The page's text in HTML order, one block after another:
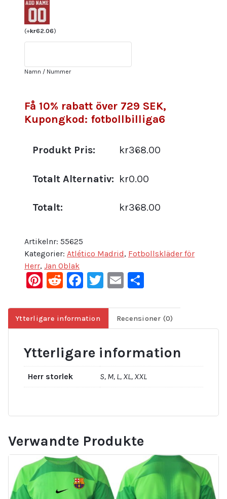
Madrid
Målvakt
Jan
Oblak
Replika
2021/22
Herr
Kortärmad
(+kr62.06)
Namn / Nummer
Få 10% rabatt över 729 SEK,
Kupongkod: fotbollbilliga6
Produkt Pris: kr368.00
Totalt Alternativ: kr0.00
Totalt: kr368.00
Artikelnr: 55625
Kategorier: Atlético Madrid, Fotbollskläder för
Herr, Jan Oblak
Pinterest
Reddit
Facebook
Twitter
Email
Ytterligare information Recensioner (0)
Ytterligare information
Herr storlek S, M, L, XL, XXL
Verwandte Produkte